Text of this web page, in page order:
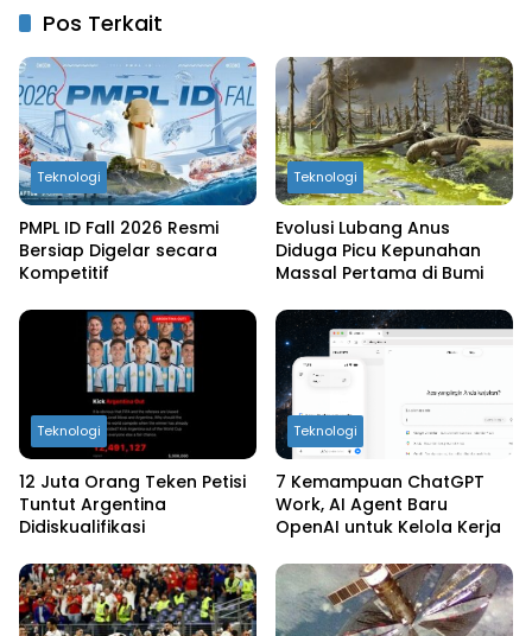
Pos Terkait
Teknologi
PMPL ID Fall 2026 Resmi
Bersiap Digelar secara
Kompetitif
Teknologi
Evolusi Lubang Anus
Diduga Picu Kepunahan
Massal Pertama di Bumi
Teknologi
12 Juta Orang Teken Petisi
Tuntut Argentina
Didiskualifikasi
Teknologi
7 Kemampuan ChatGPT
Work, AI Agent Baru
OpenAI untuk Kelola Kerja